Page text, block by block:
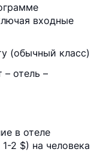
входные
(обычный класс)
– отель –
в отеле
2 $) на человека